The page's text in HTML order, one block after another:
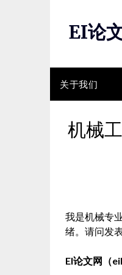
EI论
关于我们
机械
我是机械专
绪。请问发
EI论文网（